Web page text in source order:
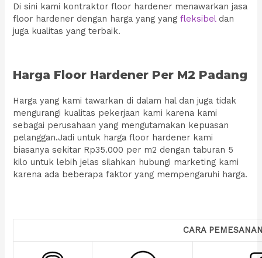
Di sini kami kontraktor floor hardener menawarkan jasa
floor hardener dengan harga yang yangfleksibeldan
juga kualitas yang terbaik.
Harga Floor Hardener Per M2 Padang
Harga yang kami tawarkan di dalam hal dan juga tidak
mengurangi kualitas pekerjaan kami karena kami
sebagai perusahaan yang mengutamakan kepuasan
pelanggan.Jadi untuk harga floor hardener kami
biasanya sekitar Rp35.000 per m2 dengan taburan 5
kilo untuk lebih jelas silahkan hubungi marketing kami
karena ada beberapa faktor yang mempengaruhi harga.
CARA